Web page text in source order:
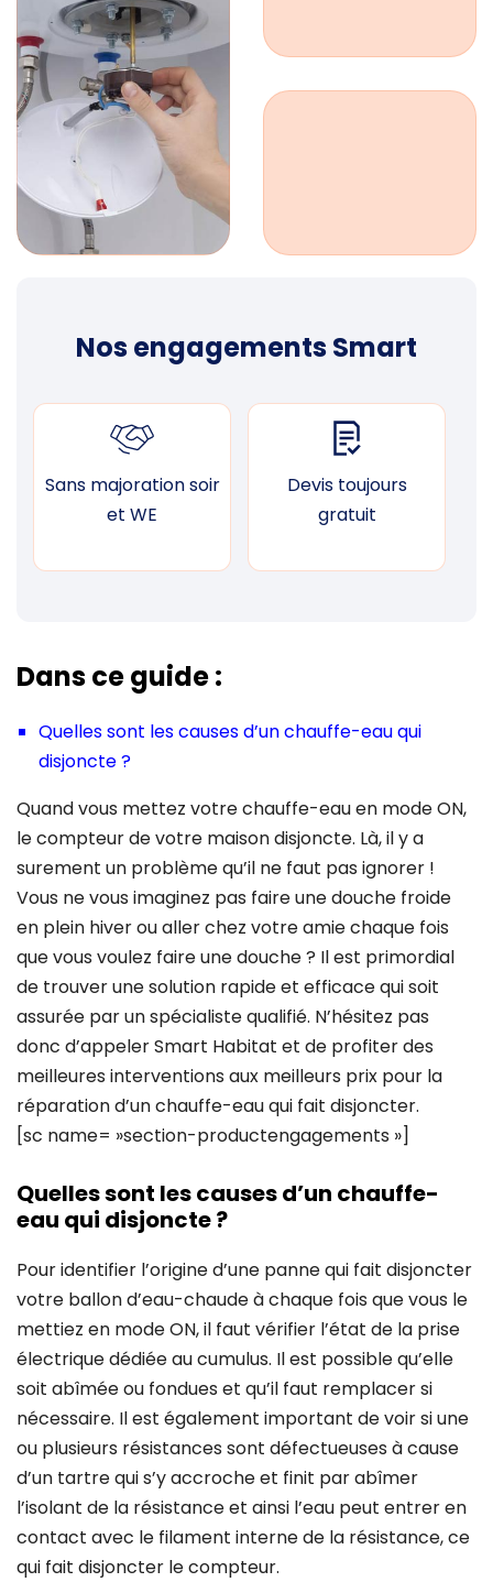
Nos engagements Smart
Sans majoration soir
et WE
Devis toujours
gratuit
Dans ce guide :
Quelles sont les causes d’un chauffe-eau qui
disjoncte ?
Quand vous mettez votre chauffe-eau en mode ON,
le compteur de votre maison disjoncte. Là, il y a
surement un problème qu’il ne faut pas ignorer !
Vous ne vous imaginez pas faire une douche froide
en plein hiver ou aller chez votre amie chaque fois
que vous voulez faire une douche ? Il est primordial
de trouver une solution rapide et efficace qui soit
assurée par un spécialiste qualifié. N’hésitez pas
donc d’appeler Smart Habitat et de profiter des
meilleures interventions aux meilleurs prix pour la
réparation d’un chauffe-eau qui fait disjoncter.
[sc name= »section-productengagements »]
Quelles sont les causes d’un chauffe-
eau qui disjoncte ?
Pour identifier l’origine d’une panne qui fait disjoncter
votre ballon d’eau-chaude à chaque fois que vous le
mettiez en mode ON, il faut vérifier l’état de la prise
électrique dédiée au cumulus. Il est possible qu’elle
soit abîmée ou fondues et qu’il faut remplacer si
nécessaire. Il est également important de voir si une
ou plusieurs résistances sont défectueuses à cause
d’un tartre qui s’y accroche et finit par abîmer
l’isolant de la résistance et ainsi l’eau peut entrer en
contact avec le filament interne de la résistance, ce
qui fait disjoncter le compteur.